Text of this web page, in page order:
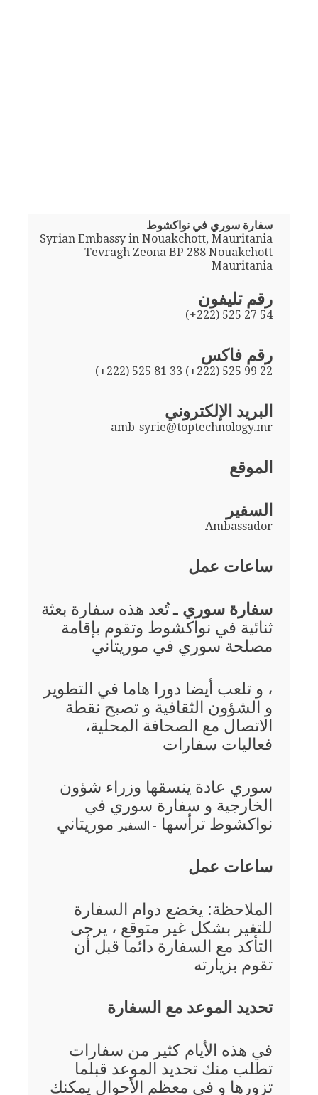
سفارة سوري في نواكشوط
Syrian Embassy in Nouakchott, Mauritania
Tevragh Zeona BP 288 Nouakchott
Mauritania
رقم تليفون
(+222) 525 27 54
رقم فاكس
(+222) 525 81 33 (+222) 525 99 22
البريد الإلكتروني
amb-syrie@toptechnology.mr
الموقع
السفير
- Ambassador
ساعات عمل
سفارة سوري ـ تُعد هذه سفارة بعثة
ثنائية في نواكشوط وتقوم بإقامة
مصلحة سوري في موريتاني
، و تلعب أيضا دورا هاما في التطوير
و الشؤون الثقافية و تصبح نقطة
الاتصال مع الصحافة المحلية،
فعاليات سفارات
سوري عادة ينسقها وزراء شؤون
الخارجية و سفارة سوري في
نواكشوط ترأسها - السفير موريتاني
ساعات عمل
الملاحظة: يخضع دوام السفارة
للتغير بشكل غير متوقع ، يرجى
التأكد مع السفارة دائما قبل أن
تقوم بزيارته
تحديد الموعد مع السفارة
في هذه الأيام كثير من سفارات
تطلب منك تحديد الموعد قبلما
تزورها و في معظم الأحوال يمكنك